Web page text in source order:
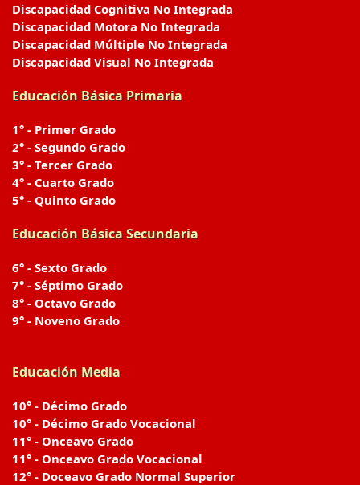
Discapacidad Cognitiva No Integrada
Discapacidad Motora No Integrada
Discapacidad Múltiple No Integrada
Discapacidad Visual No Integrada
Educación Básica Primaria
1° - Primer Grado
2° - Segundo Grado
3° - Tercer Grado
4° - Cuarto Grado
5° - Quinto Grado
Educación Básica Secundaria
6° - Sexto Grado
7° - Séptimo Grado
8° - Octavo Grado
9° - Noveno Grado
Educación Media
10° - Décimo Grado
10° - Décimo Grado Vocacional
11° - Onceavo Grado
11° - Onceavo Grado Vocacional
12° - Doceavo Grado Normal Superior